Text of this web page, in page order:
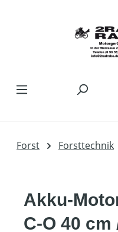
Forst Forsttechnik
Akku-
C-O 40 cm